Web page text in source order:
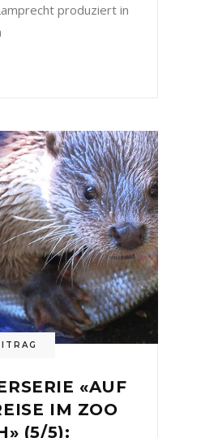
produziert in
«AUF
IM ZOO
(5/5):